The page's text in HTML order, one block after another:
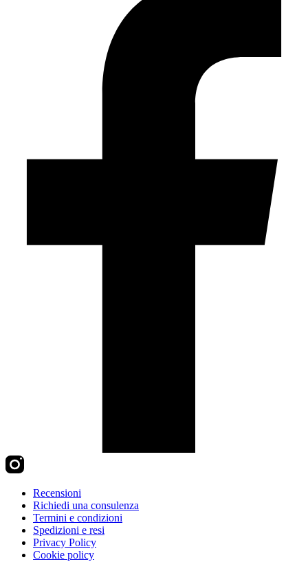
Recensioni
Richiedi una consulenza
Termini e condizioni
Spedizioni e resi
Privacy Policy
Cookie policy